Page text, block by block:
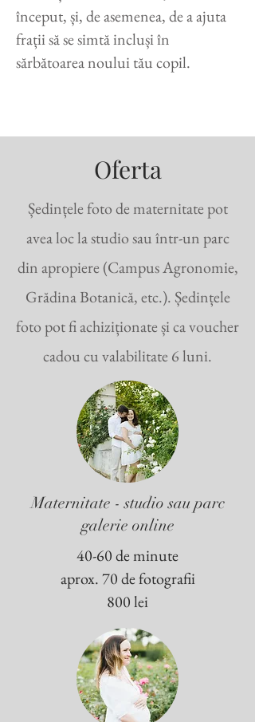
început, și, de asemenea, de a ajuta
frații să se simtă incluși în
sărbătoarea noului tău copil.
Oferta
Ședințele foto de maternitate pot
avea loc la studio sau într-un parc
din apropiere (Campus Agronomie,
Grădina Botanică, etc.). Ședințele
foto pot fi achiziționate și ca voucher
cadou cu valabilitate 6 luni.
Maternitate - studio sau parc
galerie online
40-60 de minute
aprox. 70 de fotografii
800 lei